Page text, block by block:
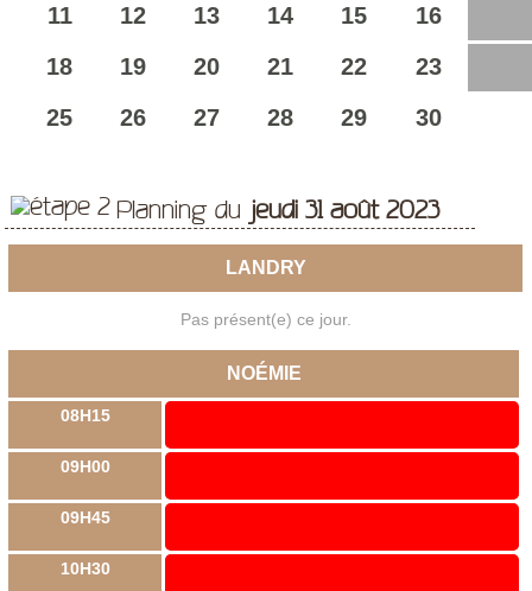
11 12 13 14 15 16
18 19 20 21 22 23
25 26 27 28 29 30
Planning du jeudi 31 août 2023
LANDRY
Pas présent(e) ce jour.
NOÉMIE
08H15
09H00
09H45
10H30